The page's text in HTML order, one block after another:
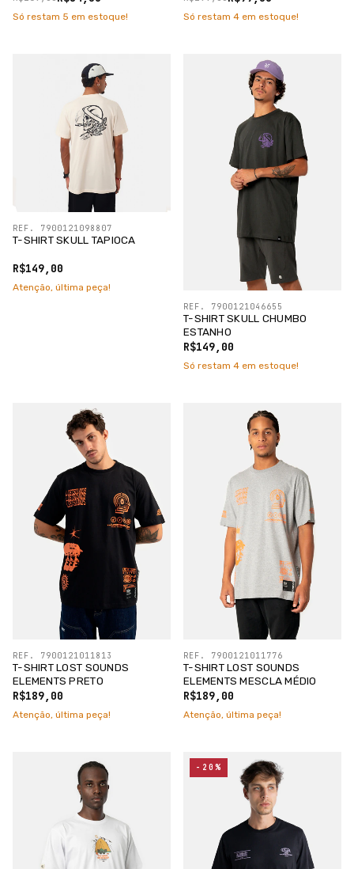
Só restam 5 em estoque! Só restam 4 em estoque!
T-SHIRT SKULL TAPIOCA
R$149,00
REF. 7900121098807
Atenção, última peça!
T-SHIRT SKULL CHUMBO
ESTANHO
R$149,00
REF. 7900121046655
Só restam 4 em estoque!
T-SHIRT LOST SOUNDS
ELEMENTS PRETO
R$189,00
REF. 7900121011813
Atenção, última peça!
T-SHIRT LOST SOUNDS
ELEMENTS MESCLA MÉDIO
R$189,00
REF. 7900121011776
Atenção, última peça!
-20%